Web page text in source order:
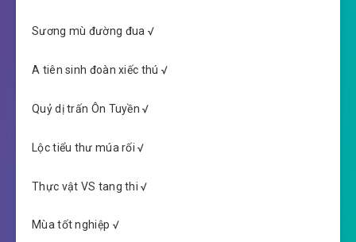
Sương mù đường đua √
A tiên sinh đoàn xiếc thú √
Quỷ dị trấn Ôn Tuyền √
Lộc tiểu thư múa rối √
Thực vật VS tang thi √
Mùa tốt nghiệp √